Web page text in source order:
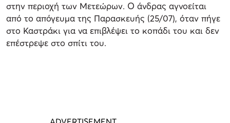
στην περιοχή των Μετεώρων. Ο άνδρας αγνοείται
από το απόγευμα της Παρασκευής (25/07), όταν πήγε
στο Καστράκι για να επιβλέψει το κοπάδι του και δεν
επέστρεψε στο σπίτι του.